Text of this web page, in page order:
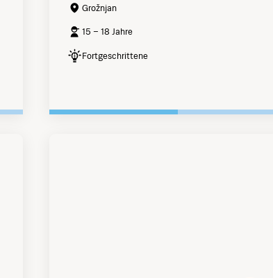
Grožnjan
15 – 18 Jahre
Fortgeschrittene